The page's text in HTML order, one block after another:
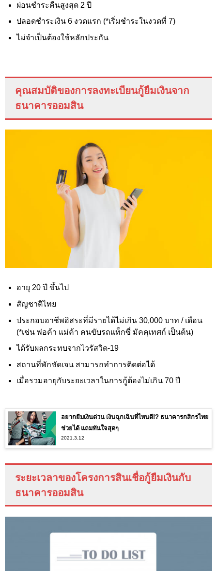
ผ่อนชำระคืนสูงสุด 2 ปี
ปลอดชำระเงิน 6 งวดแรก (*เริ่มชำระในงวดที่ 7)
ไม่จำเป็นต้องใช้หลักประกัน
คุณสมบัติของการลงทะเบียนกู้ยืมเงินจาก
ธนาคารออมสิน
อายุ 20 ปี ขึ้นไป
สัญชาติไทย
ประกอบอาชีพอิสระที่มีรายได้ไม่เกิน 30,000 บาท / เดือน
(*เช่น พ่อค้า แม่ค้า คนขับรถแท็กซี่ มัคคุเทศก์ เป็นต้น)
ได้รับผลกระทบจากไวรัสวิด-19
สถานที่พักชัดเจน สามารถทำการติดต่อได้
เมื่อรวมอายุกับระยะเวลาในการกู้ต้องไม่เกิน 70 ปี
อยากยืมเงินด่วน เงินฉุกเฉินที่ไหนดี!? ธนาคารกสิกรไทย
ช่วยได้ แถมทันใจสุดๆ
2021.3.12
ระยะเวลาของโครงการสินเชื่อกู้ยืมเงินกับ
ธนาคารออมสิน